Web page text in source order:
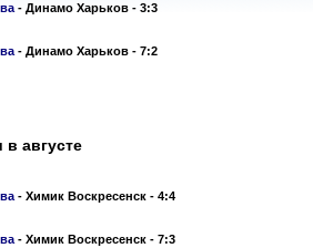
- Динамо Харьков - 3:3
- Динамо Харьков - 7:2
августе
- Химик Воскресенск - 4:4
- Химик Воскресенск - 7:3